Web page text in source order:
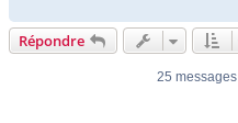
Répondre
25 messages